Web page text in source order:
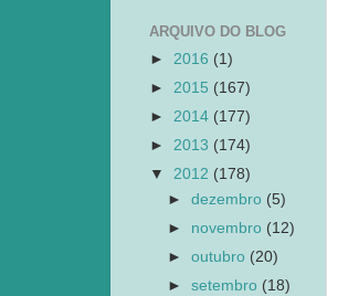
ARQUIVO DO BLOG
► 2016 (1)
► 2015 (167)
► 2014 (177)
► 2013 (174)
▼ 2012 (178)
►dezembro (5)
► novembro (12)
►outubro (20)
►setembro (18)